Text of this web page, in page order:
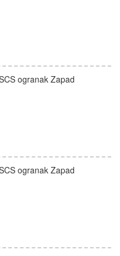
ogranak Zapad
ogranak Zapad